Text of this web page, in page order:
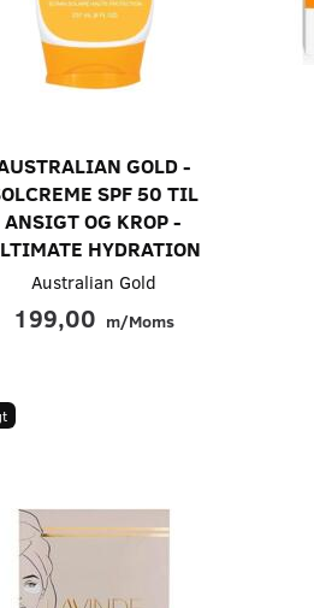
GOLD -
SPF 50 TIL
ANSIGT OG KROP -
HYDRATION
Australian Gold
199,00 m/Moms